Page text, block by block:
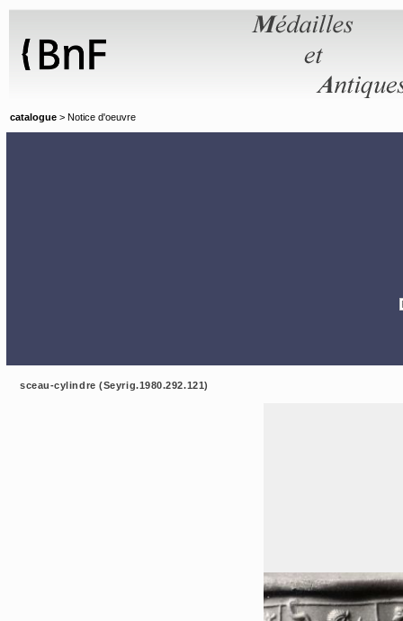
catalogue > Notice d'oeuvre
sceau-cylindre (Seyrig.1980.292.121)